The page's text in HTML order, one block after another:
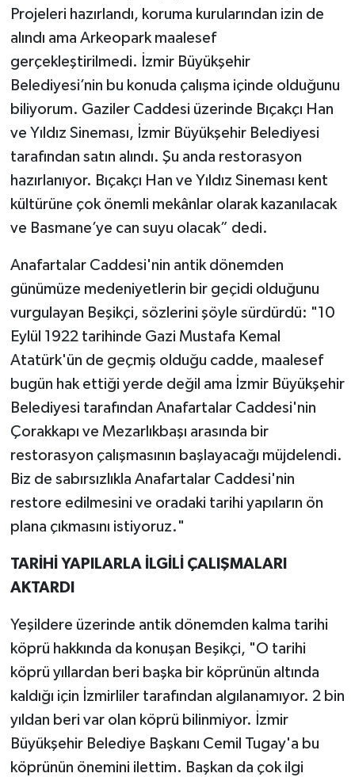
Projeleri hazırlandı, koruma kurularından izin de
alındı ama Arkeopark maalesef
gerçekleştirilmedi. İzmir Büyükşehir
Belediyesi’nin bu konuda çalışma içinde olduğunu
biliyorum. Gaziler Caddesi üzerinde Bıçakçı Han
ve Yıldız Sineması, İzmir Büyükşehir Belediyesi
tarafından satın alındı. Şu anda restorasyon
hazırlanıyor. Bıçakçı Han ve Yıldız Sineması kent
kültürüne çok önemli mekânlar olarak kazanılacak
ve Basmane’ye can suyu olacak” dedi.
Anafartalar Caddesi'nin antik dönemden
günümüze medeniyetlerin bir geçidi olduğunu
vurgulayan Beşikçi, sözlerini şöyle sürdürdü: "10
Eylül 1922 tarihinde Gazi Mustafa Kemal
Atatürk'ün de geçmiş olduğu cadde, maalesef
bugün hak ettiği yerde değil ama İzmir Büyükşehir
Belediyesi tarafından Anafartalar Caddesi'nin
Çorakkapı ve Mezarlıkbaşı arasında bir
restorasyon çalışmasının başlayacağı müjdelendi.
Biz de sabırsızlıkla Anafartalar Caddesi'nin
restore edilmesini ve oradaki tarihi yapıların ön
plana çıkmasını istiyoruz."
TARİHİ YAPILARLA İLGİLİ ÇALIŞMALARI
AKTARDI
Yeşildere üzerinde antik dönemden kalma tarihi
köprü hakkında da konuşan Beşikçi, "O tarihi
köprü yıllardan beri başka bir köprünün altında
kaldığı için İzmirliler tarafından algılanamıyor. 2 bin
yıldan beri var olan köprü bilinmiyor. İzmir
Büyükşehir Belediye Başkanı Cemil Tugay'a bu
köprünün önemini ilettim. Başkan da çok ilgi